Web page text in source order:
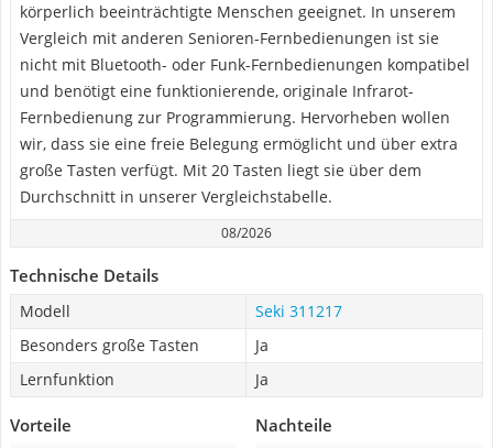
körperlich beeinträchtigte Menschen geeignet. In unserem
Vergleich mit anderen Senioren-Fernbedienungen ist sie
nicht mit Bluetooth- oder Funk-Fernbedienungen kompatibel
und benötigt eine funktionierende, originale Infrarot-
Fernbedienung zur Programmierung. Hervorheben wollen
wir, dass sie eine freie Belegung ermöglicht und über extra
große Tasten verfügt. Mit 20 Tasten liegt sie über dem
Durchschnitt in unserer Vergleichstabelle.
08/2026
Technische Details
Modell
Seki 311217
Besonders große Tasten
Ja
Lernfunktion
Ja
Vorteile Nachteile